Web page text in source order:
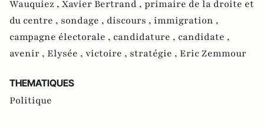
Wauquiez , Xavier Bertrand , primaire de la droite et
du centre , sondage , discours , immigration ,
campagne électorale , candidature , candidate ,
avenir , Elysée , victoire , stratégie , Eric Zemmour
THEMATIQUES
Politique